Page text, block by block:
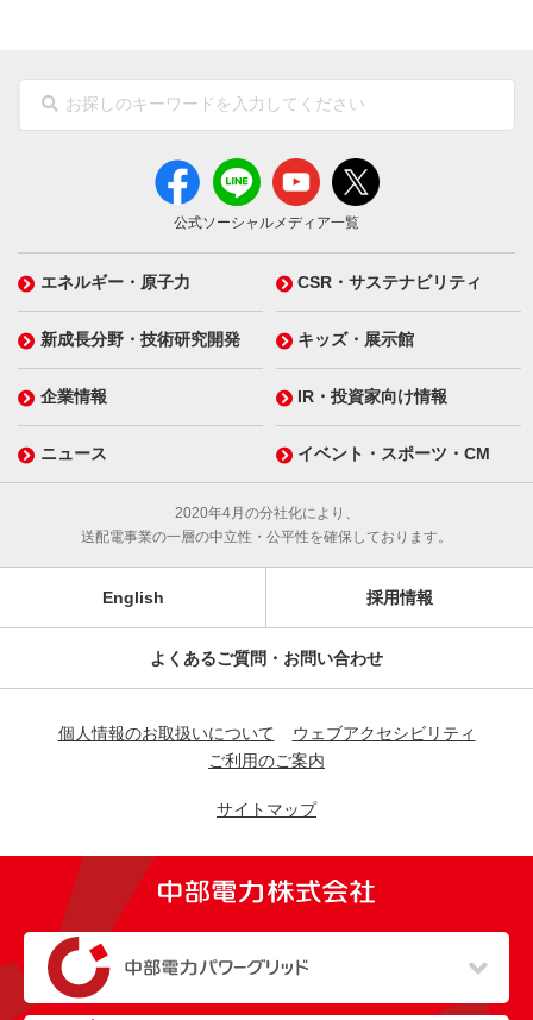
公式ソーシャルメディア一覧
エネルギー・原子力 CSR・サステナビリティ
新成長分野・技術研究開発 キッズ・展示館
企業情報 IR・投資家向け情報
ニュース イベント・スポーツ・CM
2020年4月の分社化により、
送配電事業の一層の中立性・公平性を確保しております。
English 採用情報
よくあるご質問・お問い合わせ
個人情報のお取扱いについて
ウェブアクセシビリティ
ご利用のご案内
サイトマップ
（新しいウィンドウを開きます）